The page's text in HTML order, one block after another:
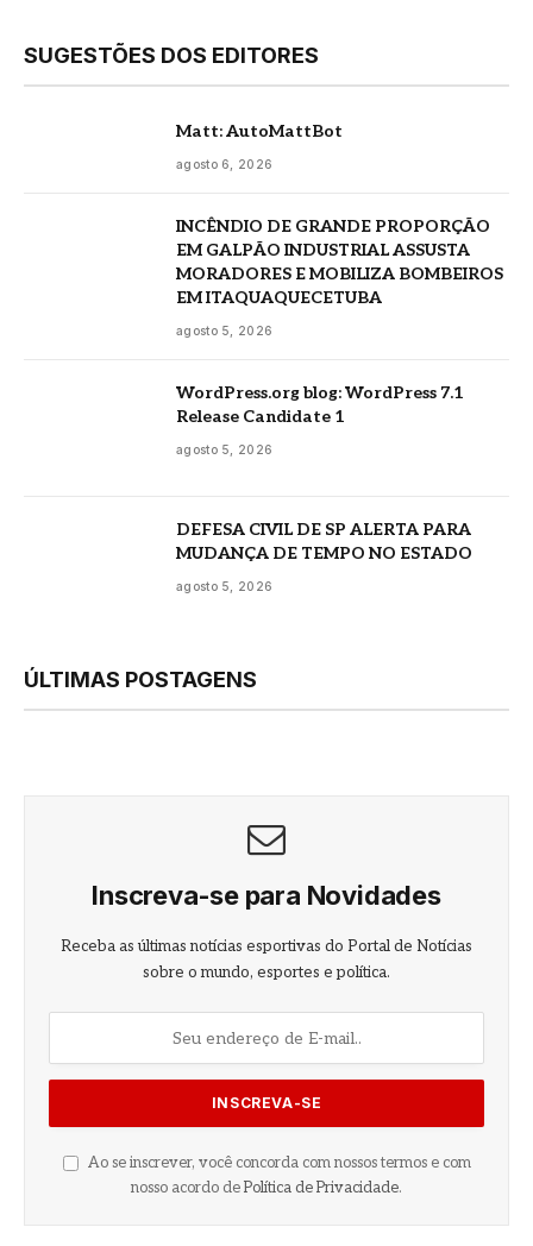
SUGESTÕES DOS EDITORES
Matt: AutoMattBot
agosto 6, 2026
INCÊNDIO DE GRANDE PROPORÇÃO
EM GALPÃO INDUSTRIAL ASSUSTA
MORADORES E MOBILIZA BOMBEIROS
EM ITAQUAQUECETUBA
agosto 5, 2026
WordPress.org blog: WordPress 7.1
Release Candidate 1
agosto 5, 2026
DEFESA CIVIL DE SP ALERTA PARA
MUDANÇA DE TEMPO NO ESTADO
agosto 5, 2026
ÚLTIMAS POSTAGENS
Inscreva-se para Novidades
Receba as últimas notícias esportivas do Portal de Notícias
sobre o mundo, esportes e política.
Ao se inscrever, você concorda com nossos termos e com
nosso acordo de Política de Privacidade.